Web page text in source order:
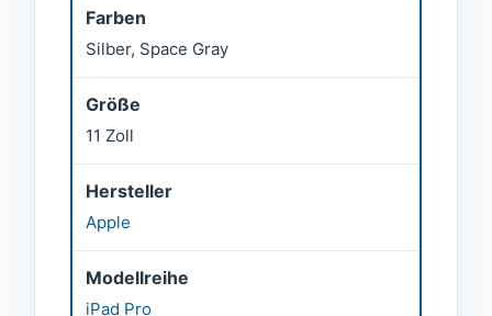
Farben
Silber, Space Gray
Größe
11 Zoll
Hersteller
Apple
Modellreihe
iPad Pro